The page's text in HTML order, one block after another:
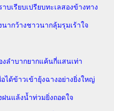
าบเรียบเปรียบทะเลสองข้างทาง
นากว้างชาวนากลุ้มรุมเร้าใจ
งลำบากยากแค้นกี่แสนเท่า
อได้ข้าวเข้ายุ้งฉางอย่างยิ่งใหญ่
ฝนแล้งน้ำท่วมยิ่งถอดใจ